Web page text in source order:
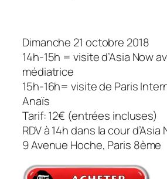
Dimanche 21 octobre 2018
14h-15h = visite d’Asia Now
médiatrice
15h-16h= visite de Paris
Anaïs
Tarif: 12€ (entrées incluses)
RDV à 14h dans la cour d’Asia
9 Avenue Hoche, Paris 8ème